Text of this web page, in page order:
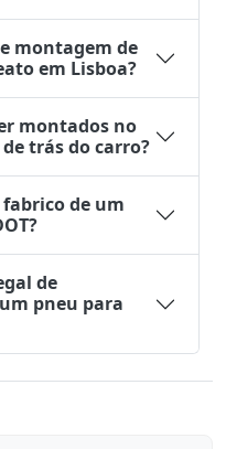
montagem de
em Lisboa?
montados no
trás do carro?
fabrico de um
de
pneu para